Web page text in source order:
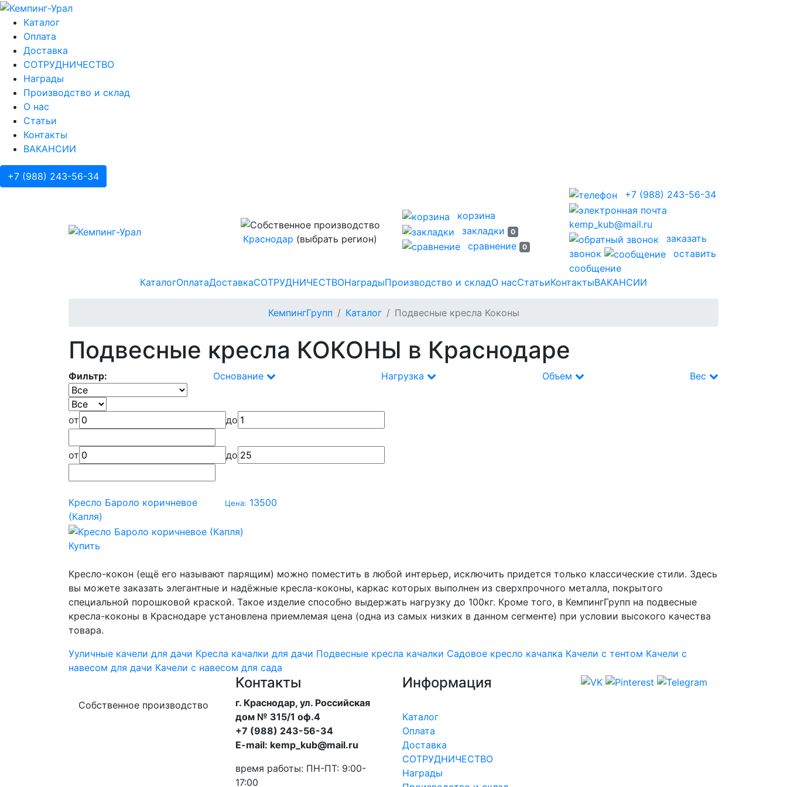
Каталог
Оплата
Доставка
СОТРУДНИЧЕСТВО
Награды
Производство и склад
О нас
Статьи
Контакты
ВАКАНСИИ
+7 (988) 243-56-34
Краснодар (выбрать регион)
корзина
закладки
0
сравнение 0
+7 (988) 243-56-34
kemp_kub@mail.ru
заказать
звонок
оставить
сообщение
КаталогОплатаДоставкаСОТРУДНИЧЕСТВОНаградыПроизводство и складО насСтатьиКонтактыВАКАНСИИ
КемпингГрупп Каталог Подвесные кресла Коконы
Подвесные кресла КОКОНЫ в Краснодаре
Фильтр: Основание Нагрузка Объем Вес
от до
от до
Кресло Бароло коричневое
(Капля)
Цена: 13500
Купить
Кресло-кокон (ещё его называют парящим) можно поместить в любой интерьер, исключить придется только классические стили. Здесь
вы можете заказать элегантные и надёжные кресла-коконы, каркас которых выполнен из сверхпрочного металла, покрытого
специальной порошковой краской. Такое изделие способно выдержать нагрузку до 100кг. Кроме того, в КемпингГрупп на подвесные
кресла-коконы в Краснодаре установлена приемлемая цена (одна из самых низких в данном сегменте) при условии высокого качества
товара.
Ууличные качели для дачи Кресла качалки для дачи Подвесные кресла качалки Садовое кресло качалка Качели с тентом Качели с
навесом для дачи Качели с навесом для сада
Собственное производство
Контакты
г. Краснодар, ул. Российская
дом № 315/1 оф.4
+7 (988) 243-56-34
E-mail: kemp_kub@mail.ru
время работы: ПН-ПТ: 9:00-
17:00
Информация
Каталог
Оплата
Доставка
СОТРУДНИЧЕСТВО
Награды